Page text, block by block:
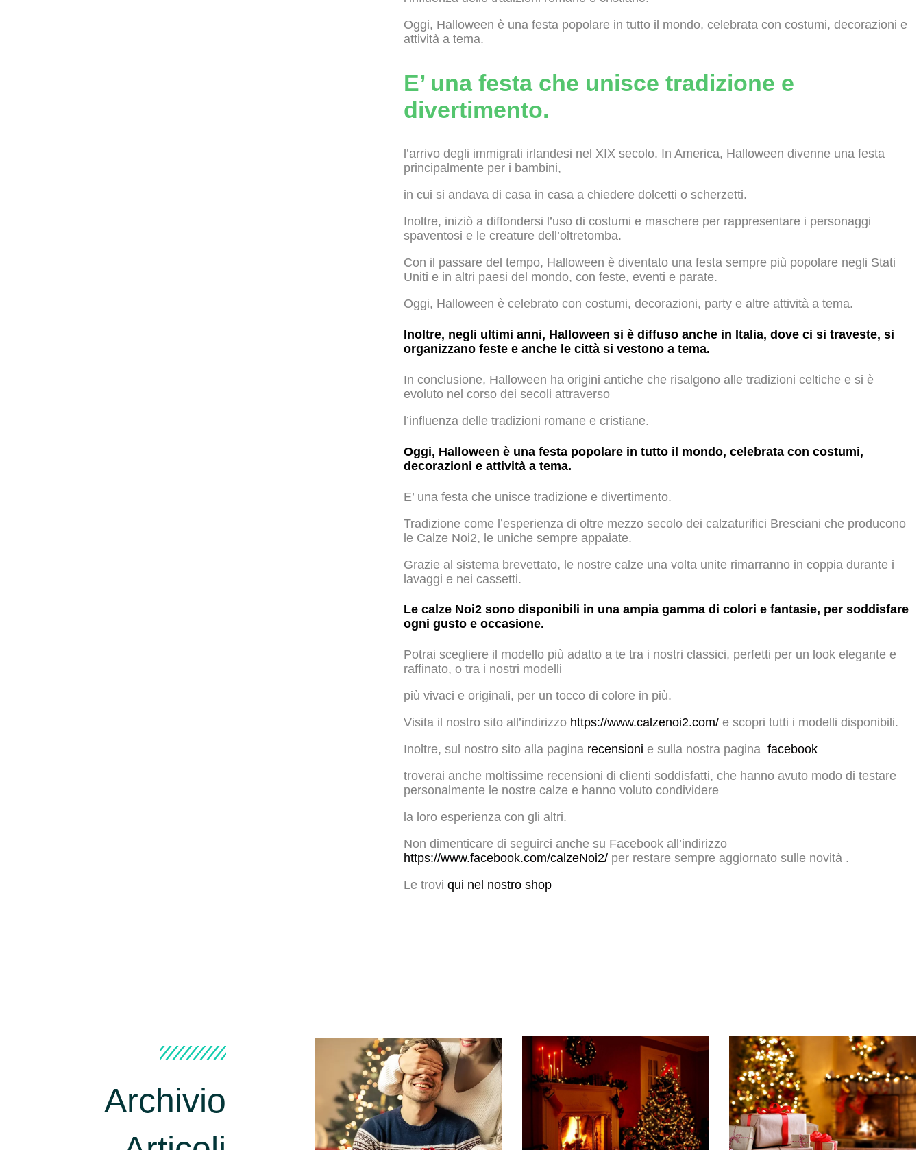
Oggi, Halloween è una festa popolare in tutto il mondo, celebrata con costumi, decorazioni e
attività a tema.
E’ una festa che unisce tradizione e
divertimento.
l’arrivo degli immigrati irlandesi nel XIX secolo. In America, Halloween divenne una festa
principalmente per i bambini,
in cui si andava di casa in casa a chiedere dolcetti o scherzetti.
Inoltre, iniziò a diffondersi l’uso di costumi e maschere per rappresentare i personaggi
spaventosi e le creature dell’oltretomba.
Con il passare del tempo, Halloween è diventato una festa sempre più popolare negli Stati
Uniti e in altri paesi del mondo, con feste, eventi e parate.
Oggi, Halloween è celebrato con costumi, decorazioni, party e altre attività a tema.
Inoltre, negli ultimi anni, Halloween si è diffuso anche in Italia, dove ci si traveste, si
organizzano feste e anche le città si vestono a tema.
In conclusione, Halloween ha origini antiche che risalgono alle tradizioni celtiche e si è
evoluto nel corso dei secoli attraverso
l’influenza delle tradizioni romane e cristiane.
Oggi, Halloween è una festa popolare in tutto il mondo, celebrata con costumi,
decorazioni e attività a tema.
E’ una festa che unisce tradizione e divertimento.
Tradizione come l’esperienza di oltre mezzo secolo dei calzaturifici Bresciani che producono
le Calze Noi2, le uniche sempre appaiate.
Grazie al sistema brevettato, le nostre calze una volta unite rimarranno in coppia durante i
lavaggi e nei cassetti.
Le calze Noi2 sono disponibili in una ampia gamma di colori e fantasie, per soddisfare
ogni gusto e occasione.
Potrai scegliere il modello più adatto a te tra i nostri classici, perfetti per un look elegante e
raffinato, o tra i nostri modelli
più vivaci e originali, per un tocco di colore in più.
Visita il nostro sito all’indirizzo https://www.calzenoi2.com/ e scopri tutti i modelli disponibili.
Inoltre, sul nostro sito alla pagina recensioni e sulla nostra paginafacebook
troverai anche moltissime recensioni di clienti soddisfatti, che hanno avuto modo di testare
personalmente le nostre calze e hanno voluto condividere
la loro esperienza con gli altri.
Non dimenticare di seguirci anche su Facebook all’indirizzo
https://www.facebook.com/calzeNoi2/ per restare sempre aggiornato sulle novità .
Le troviqui nel nostro shop
Archivio